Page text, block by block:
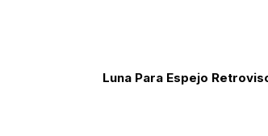
Luna Para Espejo